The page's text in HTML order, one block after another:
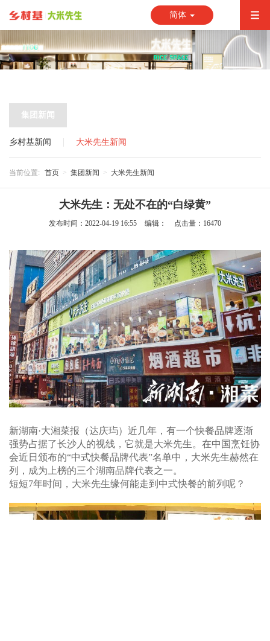
简体
乡村基新闻 大米先生新闻
当前位置: 首页 集团新闻 大米先生新闻
集团新闻
大米先生：无处不在的“白绿黄”
发布时间：2022-04-19 16:55 编辑： 点击量：16470
新湖南·大湘菜报（达庆玙）近几年，有一个快餐品牌逐渐
强势占据了长沙人的视线，它就是大米先生。在中国烹饪协
会近日颁布的“中式快餐品牌代表”名单中，大米先生赫然在
列，成为上榜的三个湖南品牌代表之一。
短短7年时间，大米先生缘何能走到中式快餐的前列呢？